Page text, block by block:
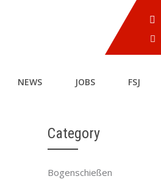
NEWS JOBS FSJ
Category
Bogenschießen